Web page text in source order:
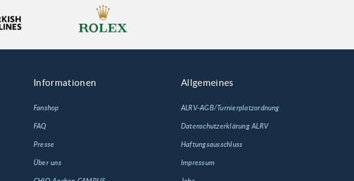
Informationen
Fanshop
FAQ
Presse
Über uns
Allgemeines
ALRV-AGB/Turnierplatzordnung
Datenschutzerklärung ALRV
Haftungsausschluss
Impressum